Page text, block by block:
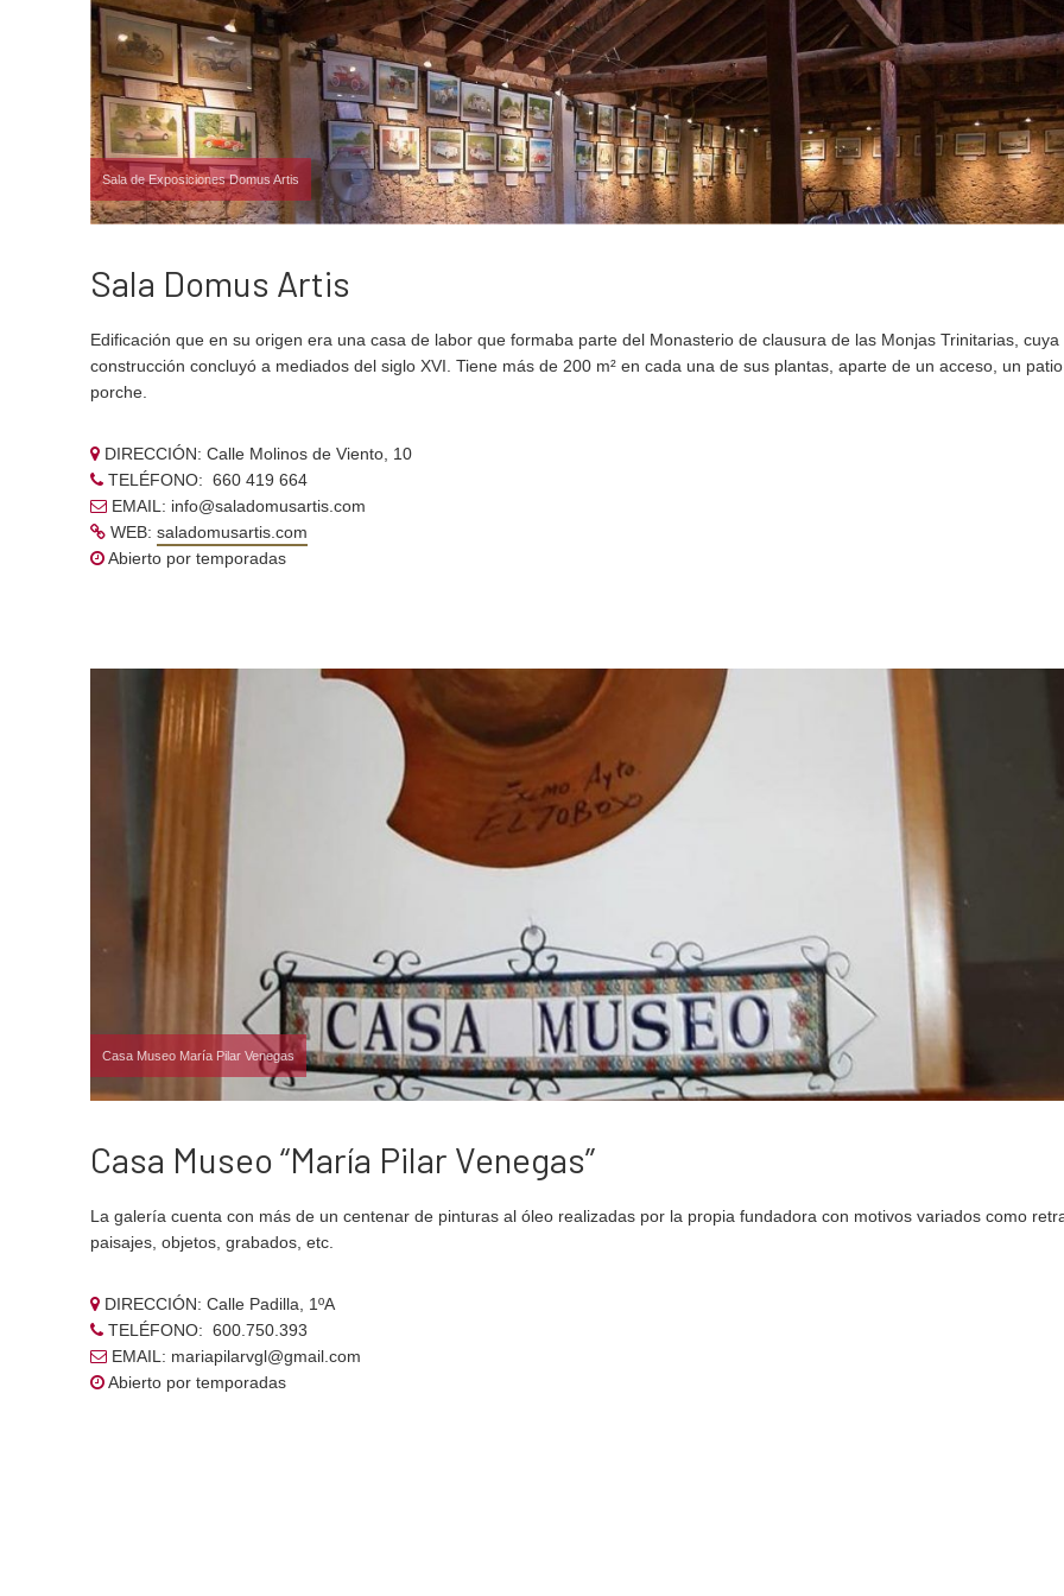
Sala de Exposiciones Domus Artis
Sala Domus Artis
Edificación que en su origen era una casa de labor que formaba parte del Monasterio de clausura de las Monjas Trinitarias, cuya
construcción concluyó a mediados del siglo XVI. Tiene más de 200 m² en cada una de sus plantas, aparte de un acceso, un
porche.
DIRECCIÓN: Calle Molinos de Viento, 10
TELÉFONO: 660 419 664
EMAIL: info@saladomusartis.com
WEB: saladomusartis.com
Abierto por temporadas
Casa Museo María Pilar Venegas
Casa Museo “María Pilar Venegas”
La galería cuenta con más de un centenar de pinturas al óleo realizadas por la propia fundadora con motivos variados como
paisajes, objetos, grabados, etc.
DIRECCIÓN: Calle Padilla, 1ºA
TELÉFONO: 600.750.393
EMAIL: mariapilarvgl@gmail.com
Abierto por temporadas